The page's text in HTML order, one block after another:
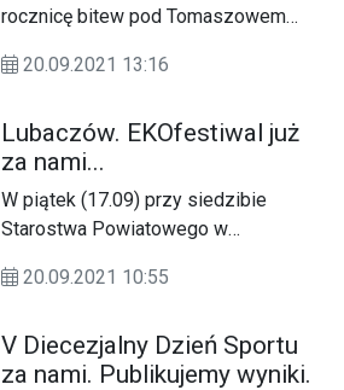
rocznicę bitew pod Tomaszowem
rekonstrukcja tych bitew.
20.09.2021 13:16
Lubaczów. EKOfestiwal już
za nami...
W piątek (17.09) przy siedzibie
Starostwa Powiatowego w
„Łączy nas natura”.
20.09.2021 10:55
V Diecezjalny Dzień Sportu
za nami. Publikujemy wyniki.